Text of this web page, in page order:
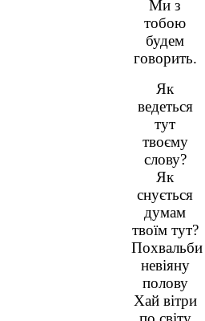
Ми з
тобою
будем
говорить.
Як
ведеться
тут
твоєму
слову?
Як
снується
думам
твоїм тут?
Похвальби
невіяну
полову
Хай вітри